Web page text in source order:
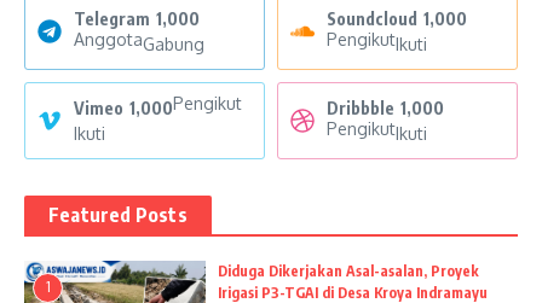
Telegram 1,000
AnggotaGabung
Soundcloud 1,000
PengikutIkuti
Vimeo 1,000Pengikut
Ikuti
Dribbble 1,000
PengikutIkuti
Featured Posts
1
Diduga Dikerjakan Asal-asalan, Proyek
Irigasi P3-TGAI di Desa Kroya Indramayu